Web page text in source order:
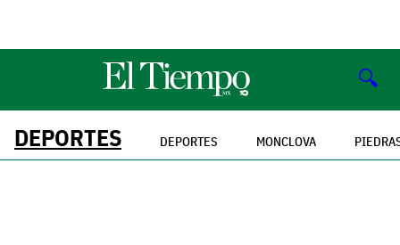
🔍
DEPORTES DEPORTES MONCLOVA